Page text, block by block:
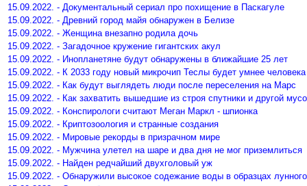
15.09.2022. - Документальный сериал про похищение в Паскагуле
15.09.2022. - Древний город майя обнаружен в Белизе
15.09.2022. - Женщина внезапно родила дочь
15.09.2022. - Загадочное кружение гигантских акул
15.09.2022. - Инопланетяне будут обнаружены в ближайшие 25 лет
15.09.2022. - К 2033 году новый микрочип Теслы будет умнее человека
15.09.2022. - Как будут выглядеть люди после переселения на Марс
15.09.2022. - Как захватить вышедшие из строя спутники и другой
15.09.2022. - Конспирологи считают Меган Маркл - шпионка
15.09.2022. - Криптозоология и странные создания
15.09.2022. - Мировые рекорды в призрачном мире
15.09.2022. - Мужчина улетел на шаре и два дня не мог приземлиться
15.09.2022. - Найден редчайший двухголовый уж
15.09.2022. - Обнаружили высокое содежание воды в образцах лунного